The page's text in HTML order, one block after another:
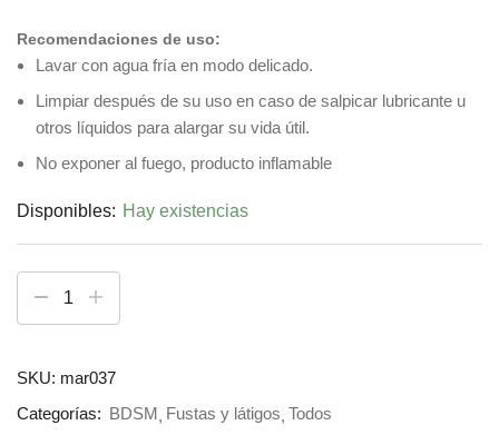
Recomendaciones de uso:
Lavar con agua fría en modo delicado.
Limpiar después de su uso en caso de salpicar lubricante u
otros líquidos para alargar su vida útil.
No exponer al fuego, producto inflamable
Disponibles: Hay existencias
SKU: mar037
Categorías: BDSM Fustas y látigos Todos